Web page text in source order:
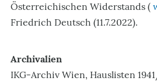
Österreichischen Widerstands (
Friedrich Deutsch (11.7.2022).
Archivalien
IKG-Archiv Wien, Hauslisten